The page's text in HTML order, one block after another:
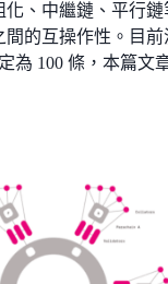
、中繼鏈、平行鏈
的互操作性。目前
為 100 條，本篇文